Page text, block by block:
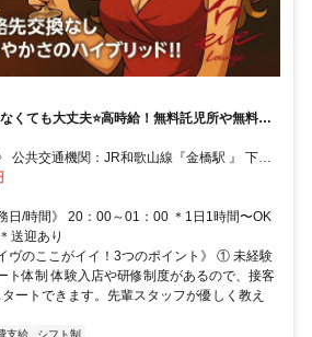
くても大丈夫⭐️高時給！無料託児所や無料送
デビューにはもってこいの職場です♡週1日
分のペースで働ける✨ガッツリ働きたい方は
とでも気になった方はまず1日体験時給2,500
んか？
迎あり
日/時間》 20：00～01：00 ＊1日1時間〜OK
送迎あり
ヴのここがイイ！3つのポイント》 ① 未経験
ト体制 体験入店や研修制度があるので、接客
ートできます。先輩スタッフが優しく教え
支給 シフト制